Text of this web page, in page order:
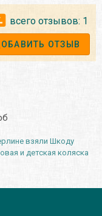
всего отзывов: 1
ОТЗЫВ
взяли Шкоду
и детская коляска